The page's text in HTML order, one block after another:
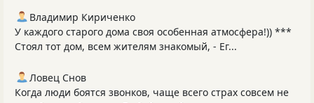
Владимир Кириченко
У каждого старого дома своя особенная атмосфера!)) ***
Стоял тот дом, всем жителям знакомый, - Ег...
Ловец Снов
Когда люди боятся звонков, чаще всего страх совсем не